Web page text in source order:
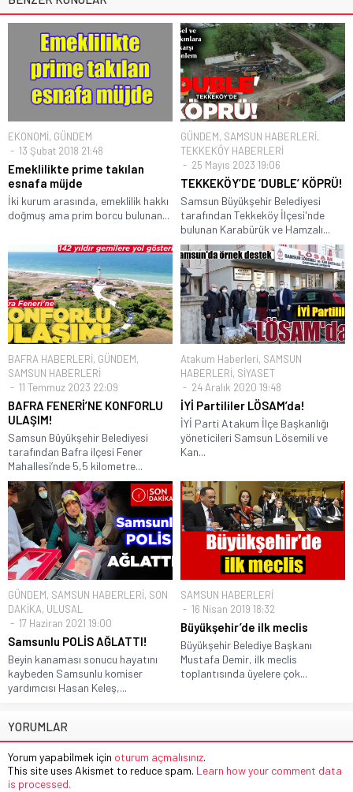
EKONOMİ, GÜNDEM
13 Şubat 2018 21:48
Emeklilikte prime takılan
esnafa müjde
İki kurum arasında, emeklilik hakkı
doğmuş ama prim borcu bulunan...
GÜNDEM, SAMSUN HABERLERİ,
TEKKEKÖY HABERLERİ
25 Mayıs 2023 19:06
TEKKEKÖY’DE ‘DUBLE’ KÖPRÜ!
Samsun Büyükşehir Belediyesi
tarafından Tekkeköy İlçesi'nde
bulunan Karabürük ve Hamzalı...
BAFRA HABERLERİ, GÜNDEM,
SAMSUN HABERLERİ
11 Temmuz 2023 22:09
BAFRA FENERİ’NE KONFORLU
ULAŞIM!
Samsun Büyükşehir Belediyesi
tarafından Bafra ilçesi Fener
Mahallesi’nde 5,5 kilometre...
Atakum Haberleri, SAMSUN
HABERLERİ, SİYASET
24 Aralık 2020 19:48
İYİ Partililer LÖSAM’da!
İYİ Parti Atakum İlçe Başkanlığı
yöneticileri Samsun Lösemili ve
Kan...
GÜNDEM, SAMSUN HABERLERİ, SON
DAKİKA, ULUSAL
17 Haziran 2021 19:00
Samsunlu POLİS AĞLATTI!
Beyin kanaması sonucu hayatını
kaybeden Samsunlu komiser
yardımcısı Hasan Keleş,...
SAMSUN HABERLERİ
16 Nisan 2019 18:32
Büyükşehir’de ilk meclis
Büyükşehir Belediye Başkanı
Mustafa Demir, ilk meclis
toplantısında üyelere çok...
YORUMLAR
Yorum yapabilmek için oturum açmalısınız.
This site uses Akismet to reduce spam. Learn how your comment data
is processed.